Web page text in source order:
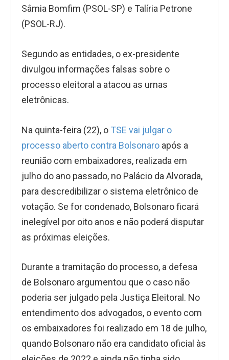
Sâmia Bomfim (PSOL-SP) e Talíria Petrone
(PSOL-RJ).
Segundo as entidades, o ex-presidente
divulgou informações falsas sobre o
processo eleitoral a atacou as urnas
eletrônicas.
Na quinta-feira (22), o TSE vai julgar o
processo aberto contra Bolsonaro após a
reunião com embaixadores, realizada em
julho do ano passado, no Palácio da Alvorada,
para descredibilizar o sistema eletrônico de
votação. Se for condenado, Bolsonaro ficará
inelegível por oito anos e não poderá disputar
as próximas eleições.
Durante a tramitação do processo, a defesa
de Bolsonaro argumentou que o caso não
poderia ser julgado pela Justiça Eleitoral. No
entendimento dos advogados, o evento com
os embaixadores foi realizado em 18 de julho,
quando Bolsonaro não era candidato oficial às